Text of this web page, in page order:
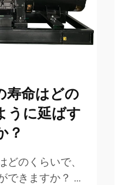
寿命はどの
うに延ばす
？
どのくらいで、
できますか？ 電